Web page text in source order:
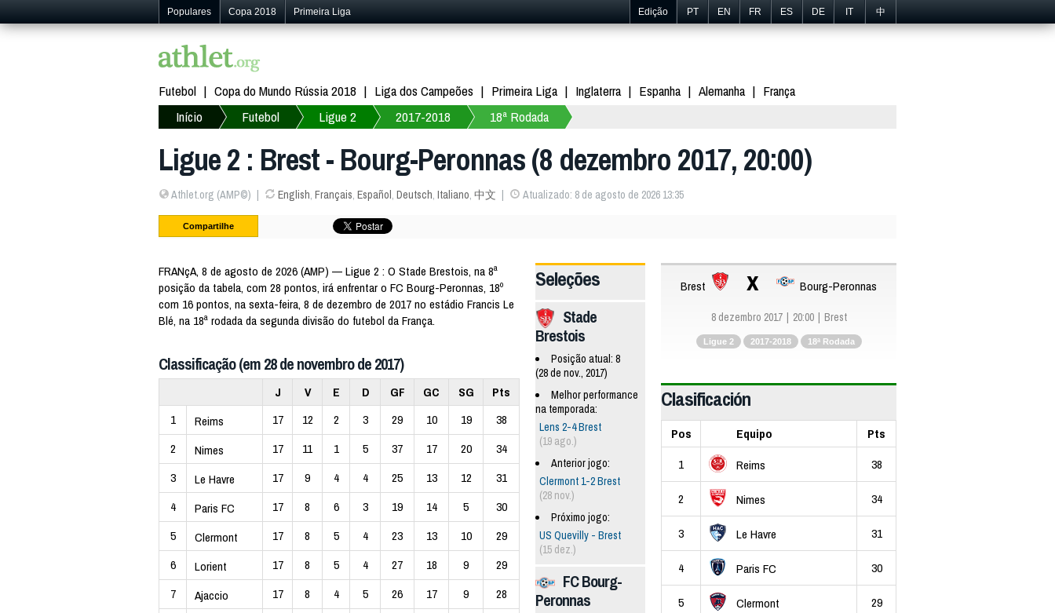
Populares Copa 2018 Primeira Liga Edição PT EN FR ES DE IT 中
Futebol Copa do Mundo Rússia 2018 Liga dos Campeões Primeira Liga Inglaterra Espanha Alemanha
França
Início
Futebol Ligue 2 2017-2018 18ª Rodada
Ligue 2 : Brest - Bourg-Peronnas (8 dezembro 2017, 20:00)
Athlet.org (AMP©) English, Français, Español, Deutsch, Italiano, 中文 Atualizado: 8 de agosto de 2026 13:35
Compartilhe
FRANçA, 8 de agosto de 2026 (AMP) — Ligue 2 : O Stade Brestois, na 8ª
posição da tabela, com 28 pontos, irá enfrentar o FC Bourg-Peronnas, 18º
com 16 pontos, na sexta-feira, 8 de dezembro de 2017 no estádio Francis Le
Blé, na 18ª rodada da segunda divisão do futebol da França.
Classificação (em 28 de novembro de 2017)
J V E D GF GC SG
Pts
1
Reims 17 12 2 3 29 10 19
38
2
Nimes 17 11 1 5 37 17 20
34
3
Le Havre 17 9 4 4 25 13 12
31
4
Paris FC 17 8 6 3 19 14 5
30
5
Clermont 17 8 5 4 23 13 10
29
6
Lorient 17 8 5 4 27 18 9
29
7
Ajaccio 17 8 4 5 26 17 9
28
Seleções
Stade
Brestois
Posição atual: 8
(28 de nov., 2017)
Melhor performance
na temporada:
Lens 2-4 Brest
(19 ago.)
Anterior jogo:
Clermont 1-2 Brest
(28 nov.)
Próximo jogo:
US Quevilly - Brest
(15 dez.)
FC Bourg-
Peronnas
Brest x Bourg-Peronnas
8 dezembro 2017 20:00 Brest
Ligue 2 2017-2018 18ª Rodada
Clasificación
Pos Equipo
Pts
1
Reims 38
2 Nimes 34
3 Le Havre 31
4 Paris FC 30
5 Clermont
29